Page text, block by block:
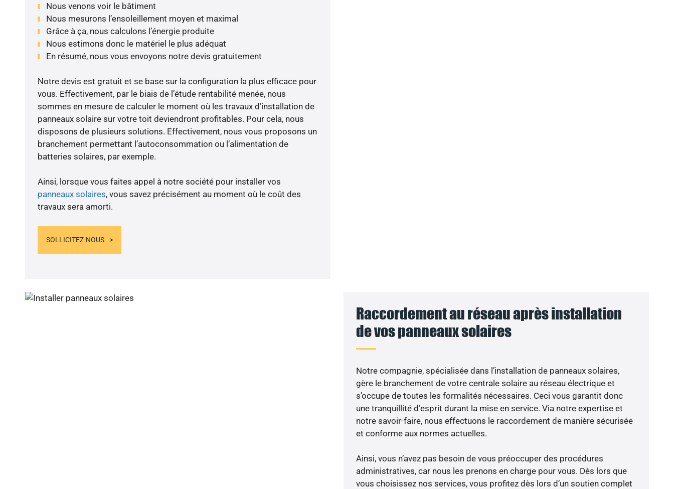
Nous venons voir le bâtiment
Nous mesurons l’ensoleillement moyen et maximal
Grâce à ça, nous calculons l’énergie produite
Nous estimons donc le matériel le plus adéquat
En résumé, nous vous envoyons notre devis gratuitement
Notre devis est gratuit et se base sur la configuration la plus efficace pour
vous. Effectivement, par le biais de l’étude rentabilité menée, nous
sommes en mesure de calculer le moment où les travaux d’installation de
panneaux solaire sur votre toit deviendront profitables. Pour cela, nous
disposons de plusieurs solutions. Effectivement, nous vous proposons un
branchement permettant l’autoconsommation ou l’alimentation de
batteries solaires, par exemple.
Ainsi, lorsque vous faites appel à notre société pour installer vos
panneaux solaires, vous savez précisément au moment où le coût des
travaux sera amorti.
SOLLICITEZ-NOUS
Raccordement au réseau après installation
de vos panneaux solaires
Notre compagnie, spécialisée dans l’installation de panneaux solaires,
gère le branchement de votre centrale solaire au réseau électrique et
s’occupe de toutes les formalités nécessaires. Ceci vous garantit donc
une tranquillité d’esprit durant la mise en service. Via notre expertise et
notre savoir-faire, nous effectuons le raccordement de manière sécurisée
et conforme aux normes actuelles.
Ainsi, vous n’avez pas besoin de vous préoccuper des procédures
administratives, car nous les prenons en charge pour vous. Dès lors que
vous choisissez nos services, vous profitez dès lors d’un soutien complet